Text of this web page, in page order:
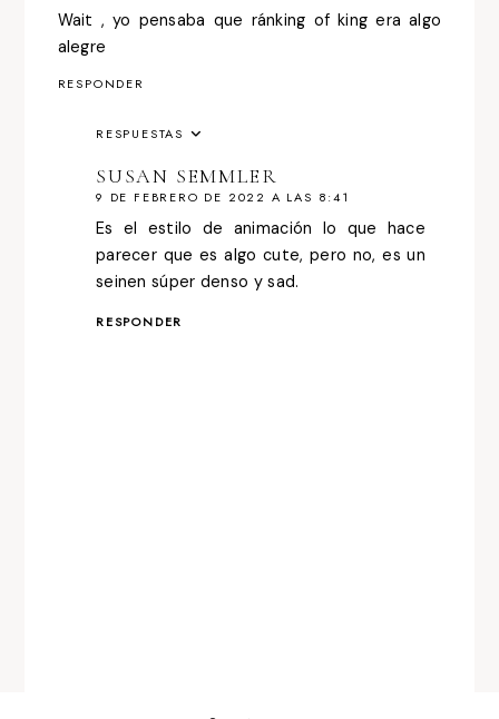
Wait , yo pensaba que ránking of king era algo
alegre
RESPONDER
RESPUESTAS
SUSAN SEMMLER
9 DE FEBRERO DE 2022 A LAS 8:41
Es el estilo de animación lo que hace
parecer que es algo cute, pero no, es un
seinen súper denso y sad.
RESPONDER